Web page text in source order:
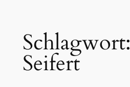
Inhalt
springenSchlagwort:
Seifert